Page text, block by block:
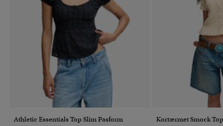
Athletic Essentials Top Slim Pasform Kortærmet Smock Top